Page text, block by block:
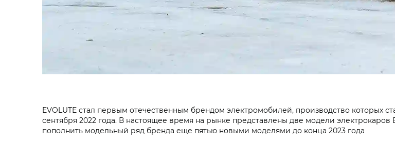
EVOLUTE стал первым отечественным брендом электромобилей, производство которых
сентября 2022 года. В настоящее время на рынке представлены две модели электрокаров
пополнить модельный ряд бренда еще пятью новыми моделями до конца 2023 года